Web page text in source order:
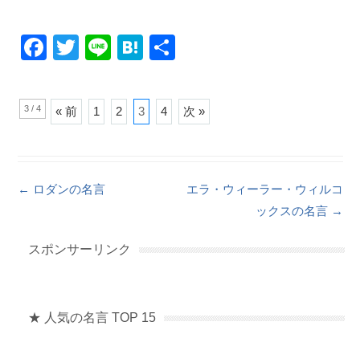
F
c
e
o
T
tt
er
Li
e
H
e
n
3 / 4 « 前 1 2 3 4 次 »
Post navigation
← ロダンの名言
エラ・ウィーラー・ウィルコ
ックスの名言 →
スポンサーリンク
★ 人気の名言 TOP 15